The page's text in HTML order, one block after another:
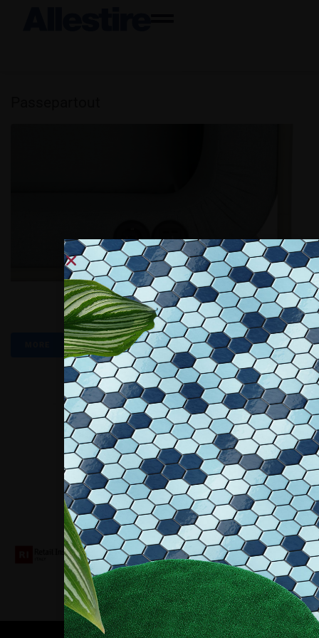
Collaboriamo con